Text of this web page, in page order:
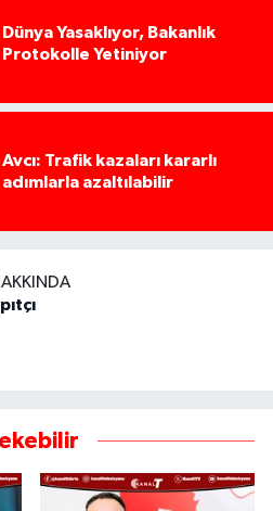
Dünya Yasaklıyor, Bakanlık
Protokolle Yetiniyor
Avcı: Trafik kazaları kararlı
adımlarla azaltılabilir